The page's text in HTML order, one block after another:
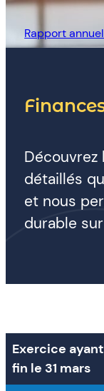
Rapport
détaillés
et nous
durable
Exercice
fin le 31 mars